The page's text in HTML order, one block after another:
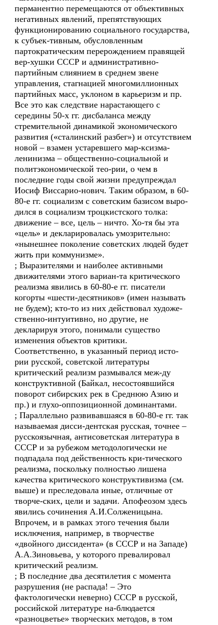
перманентно перемещаются от объективных
негативных явлений, препятствующих
функционированию социального государства,
к субъек-тивным, обусловленным
партократическим перерождением правящей
вер-хушки СССР и административно-
партийным слиянием в среднем звене
управления, стагнацией многомиллионных
партийных масс, уклоном в карьеризм и пр.
Все это как следствие нарастающего с
середины 50-х гг. дисбаланса между
стремительной динамикой экономического
развития («сталинский разбег») и отсутствием
новой – взамен устаревшего мар-ксизма-
ленинизма – общественно-социальной и
политэкономической тео-рии, о чем в
последние годы свой жизни предупреждал
Иосиф Виссарио-нович. Таким образом, в 60-
80-е гг. социализм с советским базисом выро-
дился в социализм троцкистского толка:
движение – все, цель – ничто. Хо-тя бы эта
«цель» и декларировалась умозрительно:
«нынешнее поколение советских людей будет
жить при коммунизме».
; Выразителями и наиболее активными
движителями этого вариан-та критического
реализма явились в 60-80-е гг. писатели
когорты «шести-десятников» (имен называть
не будем); кто-то из них действовал художе-
ственно-интуитивно, но другие, не
декларируя этого, понимали существо
изменения объектов критики.
Соответственно, в указанный период исто-
рии русской, советской литературы
критический реализм размывался меж-ду
конструктивной (Байкал, несостоявшийся
поворот сибирских рек в Среднюю Азию и
пр.) и глухо-оппозиционной доминантами.
; Параллельно развивавшаяся в 60-80-е гг. так
называемая дисси-дентская русская, точнее –
русскоязычная, антисоветская литература в
СССР и за рубежом методологически не
подпадала под действенность кри-тического
реализма, поскольку полностью лишена
качества критического конструктивизма (см.
выше) и преследовала иные, отличные от
творче-ских, цели и задачи. Апофеозом здесь
явились сочинения А.И.Солженицына.
Впрочем, и в рамках этого течения были
исключения, например, в творчестве
«двойного диссидента» (в СССР и на Западе)
А.А.Зиновьева, у которого превалировал
критический реализм.
; В последние два десятилетия с момента
разрушения (не распада! – Это
фактологически неверно) СССР в русской,
российской литературе на-блюдается
«разноцветье» творческих методов, в том